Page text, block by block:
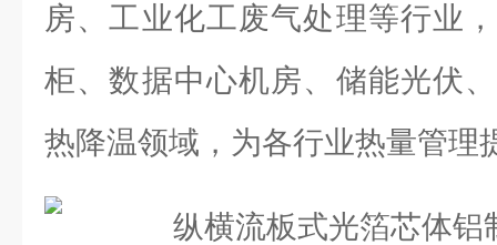
房、工业化工废气处理等行业
柜、数据中心机房、储能光伏
热降温领域，为各行业热量管理